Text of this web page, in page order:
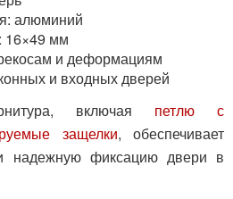
алюминий
16×49 мм
и деформациям
и входных дверей
включая петлю с
защелки, обеспечивает
надежную фиксацию двери в